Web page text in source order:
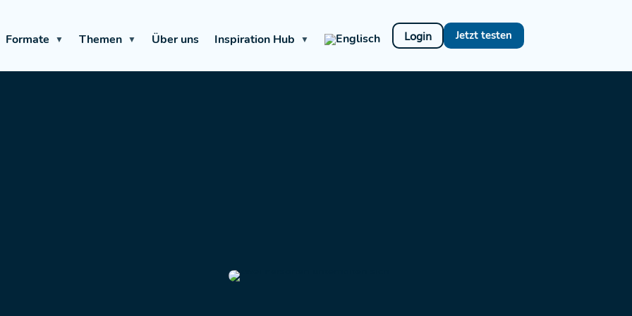
Formate ▼ Themen ▼ Über uns Inspiration Hub ▼ Login Jetzt testen